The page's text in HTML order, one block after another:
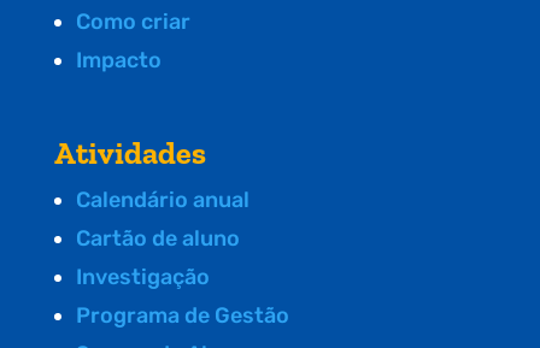
Como criar
Impacto
Atividades
Calendário anual
Cartão de aluno
Investigação
Programa de Gestão